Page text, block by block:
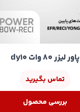
پاور لیزر 80 وات dy10
تماس بگیرید
بررسی محصول